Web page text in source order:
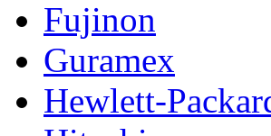
Fujinon
Guramex
Hewlett-